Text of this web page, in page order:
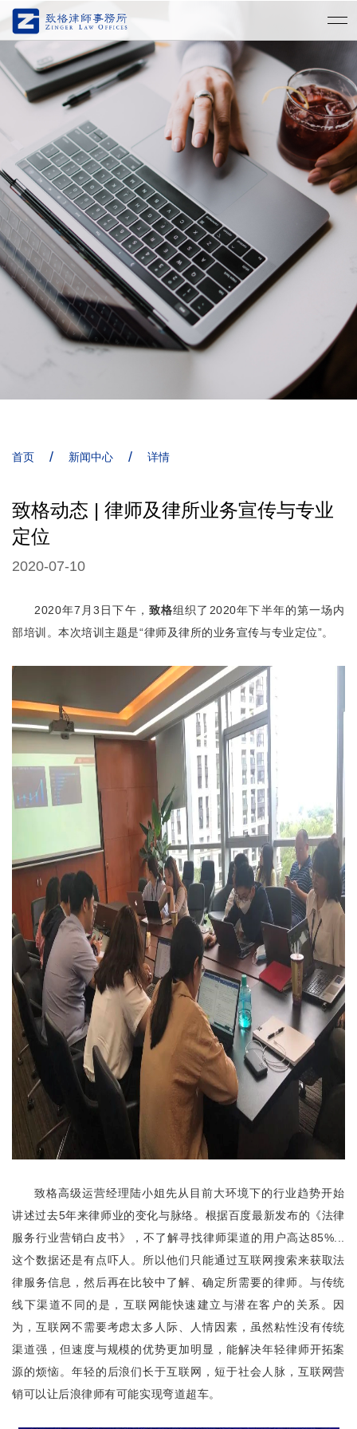
首页 / 新闻中心 / 详情
致格动态 | 律师及律所业务宣传与专业
定位
2020-07-10
2020年7月3日下午， 致格组织了2020年下半年的第一场内
部培训。本次培训主题是“律师及律所的业务宣传与专业定位”。
致格高级运营经理 陆小姐先从目前大环境下的行业趋势开始
讲述过去5年来律师业的变化与脉络。 根据百度最新发布的《法律
服务行业营销白皮书》，不了解寻找律师渠道的用户高达85%...
这个数据还是有点吓人。所以他们只能通过互联网搜索来获取法
律服务信息，然后再在比较中了解、确定所需要的律师。与传统
线下渠道不同的是，互联网能快速建立与潜在客户的关系。因
为，互联网不需要考虑太多人际、人情因素，虽然粘性没有传统
渠道强，但速度与规模的优势更加明显，能解决年轻律师开拓案
源的烦恼。年轻的后浪们长于互联网，短于社会人脉，互联网营
销可以让后浪律师有可能实现弯道超车。